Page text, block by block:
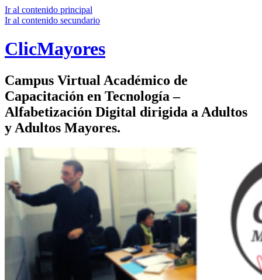
Ir al contenido principal
Ir al contenido secundario
ClicMayores
Campus Virtual Académico de
Capacitación en Tecnología –
Alfabetización Digital dirigida a Adultos
y Adultos Mayores.